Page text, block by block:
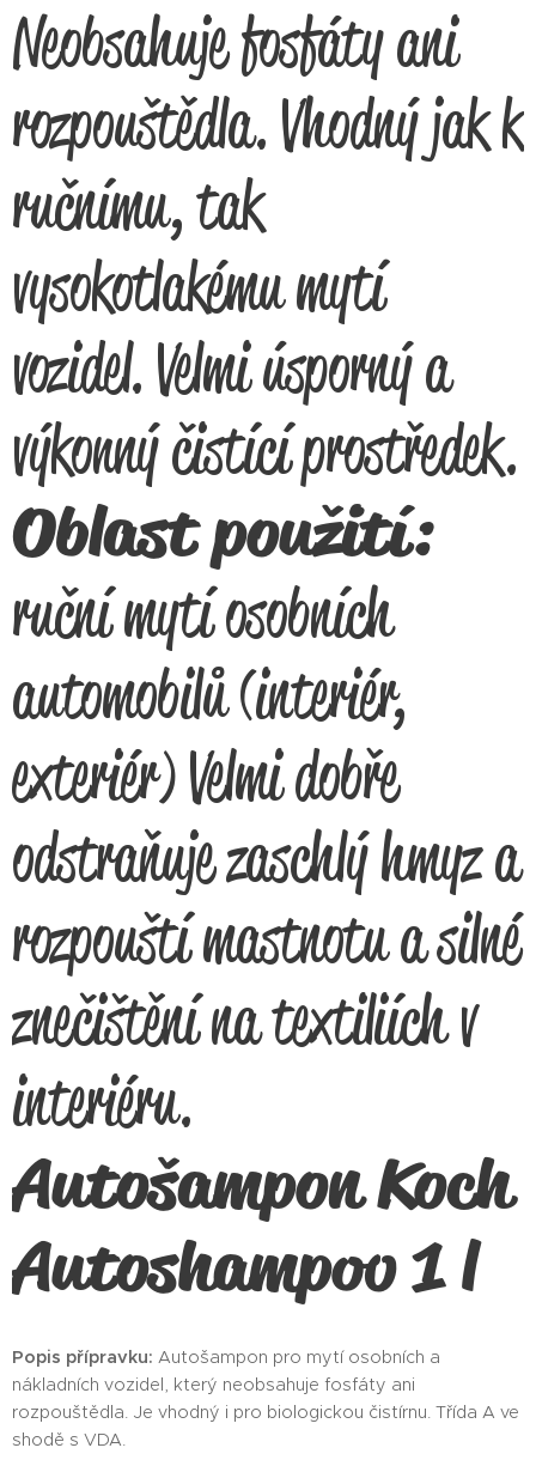
Neobsahuje fosfáty ani
rozpouštědla. Vhodný jak k
ručnímu, tak
vysokotlakému mytí
vozidel. Velmi úsporný a
výkonný čistící prostředek.
Oblast použití:
ruční mytí osobních
automobilů (interiér,
exteriér) Velmi dobře
odstraňuje zaschlý hmyz a
rozpouští mastnotu a silné
znečištění na textiliích v
interiéru.
Autošampon Koch
Autoshampoo 1 l
Popis přípravku: Autošampon pro mytí osobních a
nákladních vozidel, který neobsahuje fosfáty ani
rozpouštědla. Je vhodný i pro biologickou čistírnu. Třída A ve
shodě s VDA.